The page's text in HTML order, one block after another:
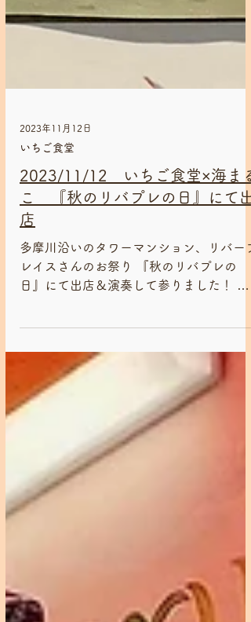
2023年11月12日
いちご食堂
2023/11/12 いちご食堂×海まる
こ 『秋のリバプレの日』にて出
店
多摩川沿いのタワーマンション、リバープ
レイスさんのお祭り 『秋のリバプレの
タッフは朝から集合し、海まるこさんにて
お弁当盛り付けのお手伝いをしました🍚
とっても寒い一日でしたが楽器を鳴らした
り踊ったり(！)しながら楽しく販売させて
いただ...